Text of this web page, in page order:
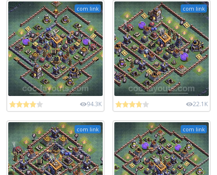
com link
94.3K
com link
22.1K
com link com link